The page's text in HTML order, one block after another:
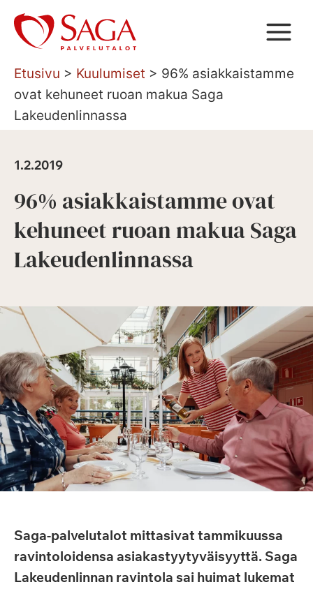
Siirry
sisältöön
Etusivu > Kuulumiset > 96% asiakkaistamme
ovat kehuneet ruoan makua Saga
Lakeudenlinnassa
1.2.2019
96% asiakkaistamme ovat
kehuneet ruoan makua Saga
Lakeudenlinnassa
Saga-palvelutalot mittasivat tammikuussa
ravintoloidensa asiakastyytyväisyyttä. Saga
Lakeudenlinnan ravintola sai huimat lukemat